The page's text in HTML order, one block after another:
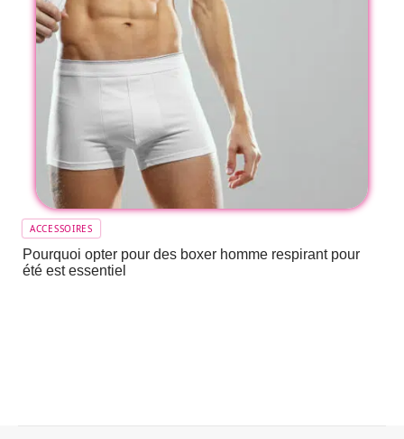
ACCESSOIRES
Pourquoi opter pour des boxer homme respirant pour
été est essentiel